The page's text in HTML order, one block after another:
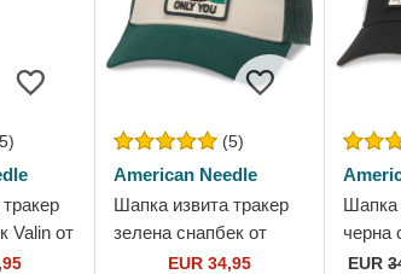
Valin от
(5)
American Needle
Шапка извита тракер
зелена снапбек от
American Needle
EUR 34,95
Шапка
черна
EUR